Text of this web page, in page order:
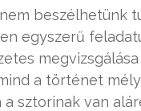
beszélhetünk
egyszerű
a történet
sztorinak van